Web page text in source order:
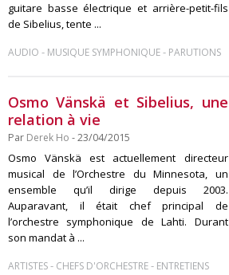
guitare basse électrique et arrière-petit-fils
de Sibelius, tente ...
AUDIO - MUSIQUE SYMPHONIQUE- PARUTIONS
Osmo Vänskä et Sibelius, une
relation à vie
Par Derek Ho - 23/04/2015
Osmo Vänskä est actuellement directeur
musical de l’Orchestre du Minnesota, un
ensemble qu’il dirige depuis 2003.
Auparavant, il était chef principal de
l’orchestre symphonique de Lahti. Durant
son mandat à ...
ARTISTES- CHEFS D'ORCHESTRE- ENTRETIENS